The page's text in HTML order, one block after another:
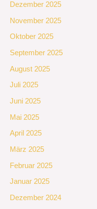
Dezember 2025
November 2025
Oktober 2025
September 2025
August 2025
Juli 2025
Juni 2025
Mai 2025
April 2025
März 2025
Februar 2025
Januar 2025
Dezember 2024